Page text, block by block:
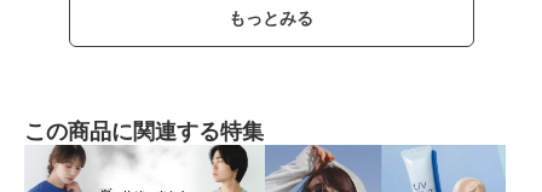
もっとみる
この商品に関連する特集